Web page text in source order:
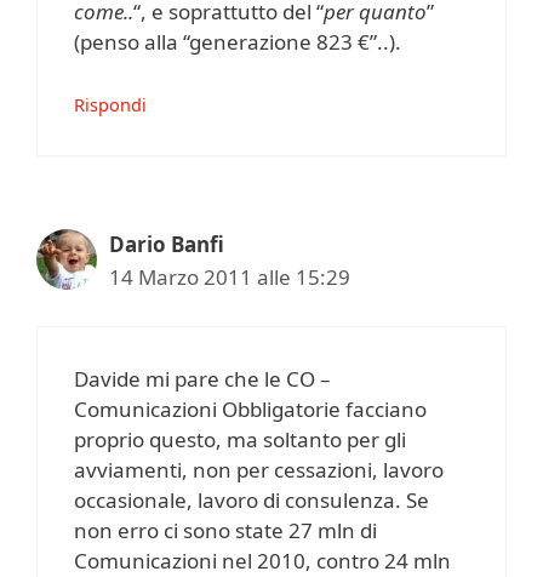
come..“, e soprattutto del “per quanto”
(penso alla “generazione 823 €”..).
Rispondi
Dario Banfi
14 Marzo 2011 alle 15:29
Davide mi pare che le CO –
Comunicazioni Obbligatorie facciano
proprio questo, ma soltanto per gli
avviamenti, non per cessazioni, lavoro
occasionale, lavoro di consulenza. Se
non erro ci sono state 27 mln di
Comunicazioni nel 2010, contro 24 mln